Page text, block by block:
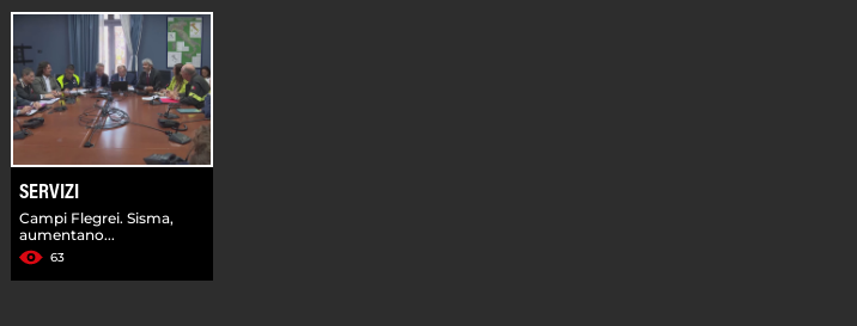
SERVIZI
Campi Flegrei. Sisma,
aumentano...
63